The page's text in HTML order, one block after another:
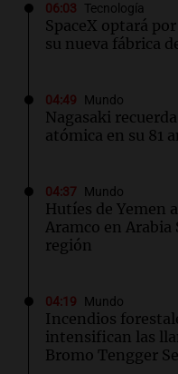
06:03 Tecnología
SpaceX optará
su nueva fábrica
04:49 Mundo
Nagasaki
atómica en su 81
04:37 Mundo
Hutíes de Yemen
Aramco en
región
04:19 Mundo
Incendios
intensifican las
Bromo Tengger